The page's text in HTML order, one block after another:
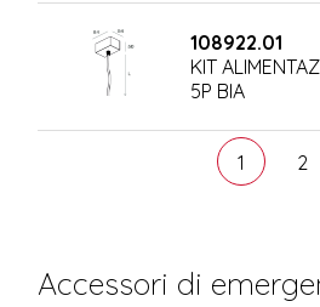
108922.01
KIT
5P BIA
1 2
Accessori di